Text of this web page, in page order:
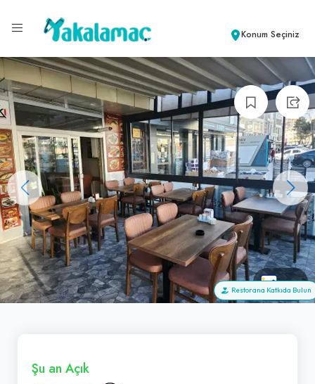
Konum Seçiniz
+15
Restorana Katkıda Bulun
Şu an Açık